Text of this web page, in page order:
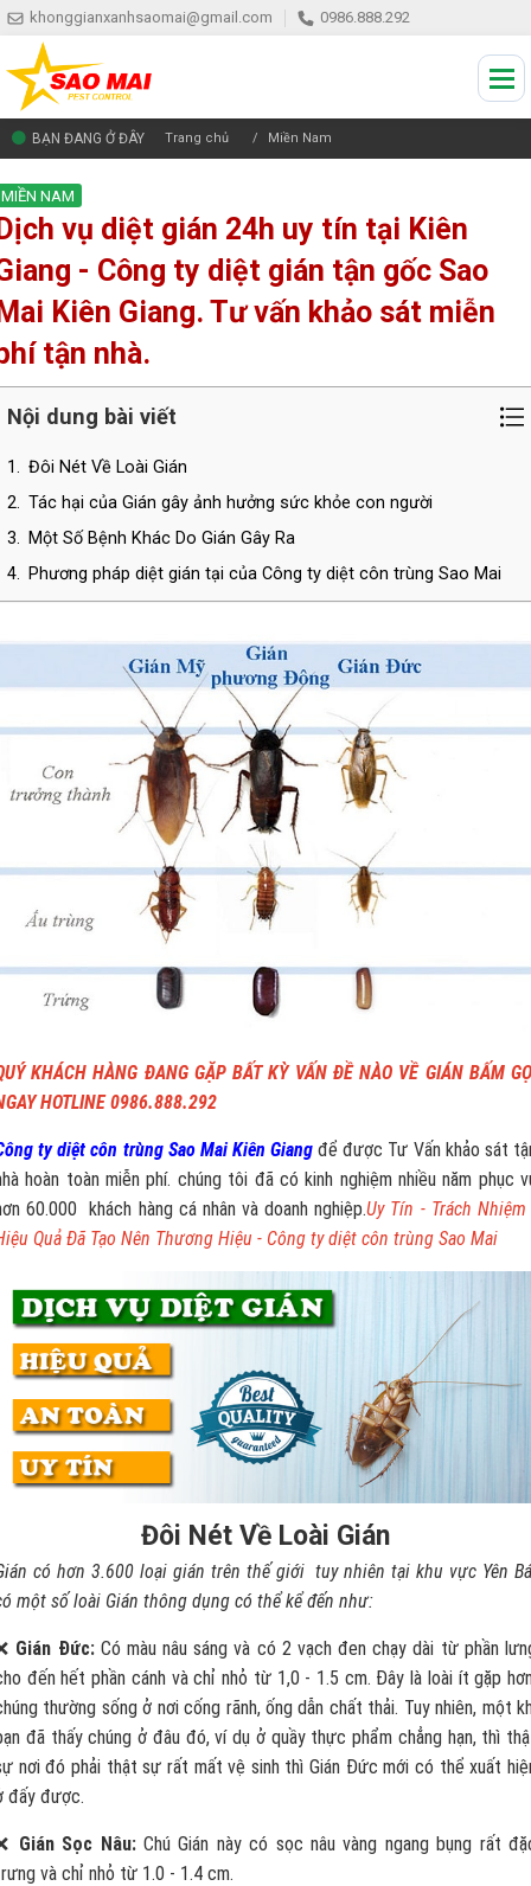
khonggianxanhsaomai@gmail.com 0986.888.292
BẠN ĐANG Ở ĐÂY Trang chủ Miền Nam
MIỀN NAM
vụ diệt gián 24h uy tín tại Kiên
- Công ty diệt gián tận gốc Sao
Kiên Giang. Tư vấn khảo sát miễn
tận nhà.
Nội dung bài viết
1. Đôi Nét Về Loài Gián
2. Tác hại của Gián gây ảnh hưởng sức khỏe con người
3. Một Số Bệnh Khác Do Gián Gây Ra
4. Phương pháp diệt gián tại của Công ty diệt côn trùng Sao Mai
KHÁCH HÀNG ĐANG GẶP BẤT KỲ VẤN ĐỀ NÀO VỀ GIÁN BẤM
HOTLINE 0986.888.292
ty diệt côn trùng Sao Mai Kiên Giangđể được Tư Vấn khảo sát
hoàn toàn miễn phí. chúng tôi đã có kinh nghiệm nhiều năm phục
60.000 khách hàng cá nhân và doanh nghiệp.Uy Tín - Trách Nhiệm
Quả Đã Tạo Nên Thương Hiệu - Công ty diệt côn trùng Sao Mai
Đôi Nét Về Loài Gián
có hơn 3.600 loại gián trên thế giới tuy nhiên tại khu vực Yên
một số loài Gián thông dụng có thể kể đến như:
Gián Đức:Có màu nâu sáng và có 2 vạch đen chạy dài từ phần
đến hết phần cánh và chỉ nhỏ từ 1,0 - 1.5 cm. Đây là loài ít gặp
thường sống ở nơi cống rãnh, ống dẫn chất thải. Tuy nhiên, một
đã thấy chúng ở đâu đó, ví dụ ở quầy thực phẩm chẳng hạn, thì
nơi đó phải thật sự rất mất vệ sinh thì Gián Đức mới có thể xuất
đấy được.
Gián Sọc Nâu:Chú Gián này có sọc nâu vàng ngang bụng rất
và chỉ nhỏ từ 1.0 - 1.4 cm.